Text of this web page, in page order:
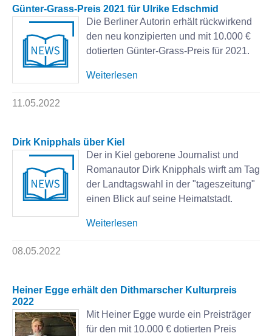
Günter-Grass-Preis 2021 für Ulrike Edschmid
Die Berliner Autorin erhält rückwirkend
den neu konzipierten und mit 10.000 €
dotierten Günter-Grass-Preis für 2021.
Weiterlesen
11.05.2022
Dirk Knipphals über Kiel
Der in Kiel geborene Journalist und
Romanautor Dirk Knipphals wirft am Tag
der Landtagswahl in der "tageszeitung"
einen Blick auf seine Heimatstadt.
Weiterlesen
08.05.2022
Heiner Egge erhält den Dithmarscher Kulturpreis
2022
Mit Heiner Egge wurde ein Preisträger
für den mit 10.000 € dotierten Preis